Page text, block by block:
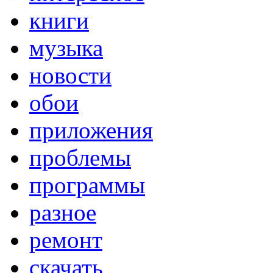
книги
музыка
новости
обои
приложения
проблемы
программы
разное
ремонт
скачать